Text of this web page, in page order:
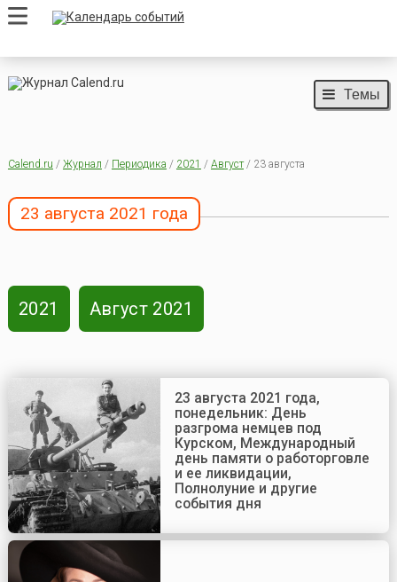
Темы
Calend.ru / Журнал / Периодика / 2021 / Август/ 23 августа
23 августа 2021 года
2021 Август 2021
23 августа 2021 года,
понедельник: День
разгрома немцев под
Курском, Международный
день памяти о работорговле
и ее ликвидации,
Полнолуние и другие
события дня